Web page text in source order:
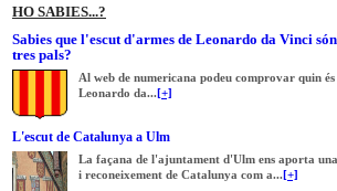
HO SABIES...?
Sabies que l'escut d'armes de Leonardo da Vinci
tres pals?
Al web de numericana podeu comprovar quin
Leonardo da...[+]
L'escut de Catalunya a Ulm
La façana de l'ajuntament d'Ulm ens aporta
i reconeixement de Catalunya com a...[+]